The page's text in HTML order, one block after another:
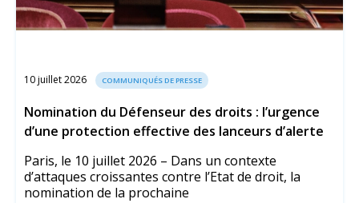
10 juillet 2026 COMMUNIQUÉS DE PRESSE
Nomination du Défenseur des droits : l’urgence
d’une protection effective des lanceurs d’alerte
Paris, le 10 juillet 2026 – Dans un contexte
d’attaques croissantes contre l’Etat de droit, la
nomination de la prochaine